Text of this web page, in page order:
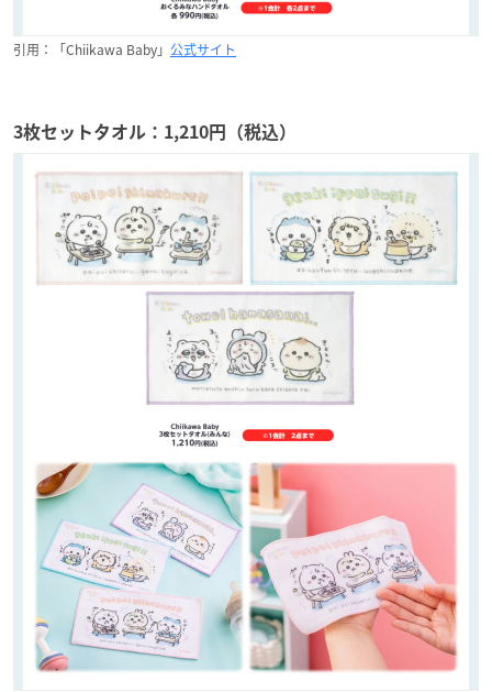
引用：「Chiikawa Baby」 公式サイト
3枚セットタオル：1,210円（税込）